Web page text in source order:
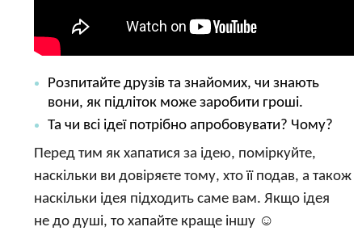
Розпитайте друзів та знайомих, чи знають
вони, як підліток може заробити гроші.
Та чи всі ідеї потрібно апробовувати? Чому?
Перед тим як хапатися за ідею, поміркуйте,
наскільки ви довіряєте тому, хто її подав, а також
наскільки ідея підходить саме вам. Якщо ідея
не до душі, то хапайте краще іншу ☺